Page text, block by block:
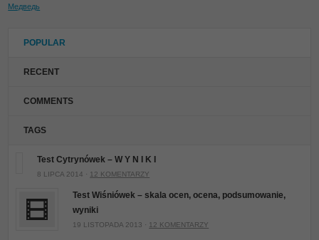
Медведь
POPULAR
RECENT
COMMENTS
TAGS
Test Cytrynówek – W Y N I K I
8 LIPCA 2014 · 12 KOMENTARZY
Test Wiśniówek – skala ocen, ocena, podsumowanie,
wyniki
19 LISTOPADA 2013 · 12 KOMENTARZY